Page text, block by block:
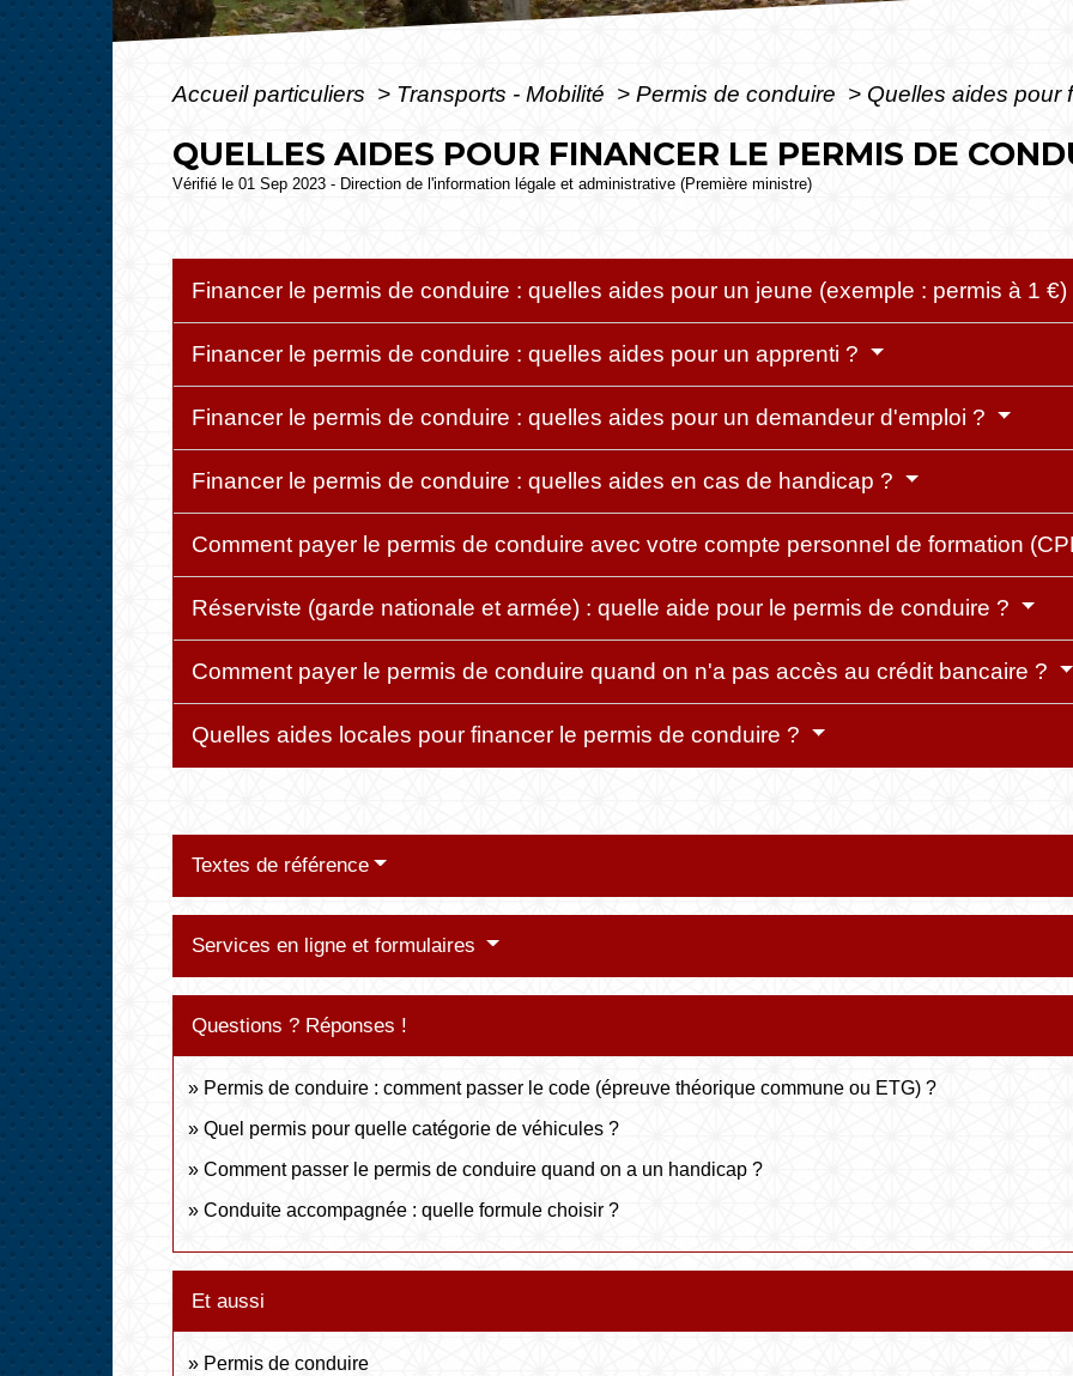
Accueil particuliers > Transports - Mobilité > Permis de conduire > Quelles aides pour
QUELLES AIDES POUR FINANCER LE PERMIS DE
Vérifié le 01 Sep 2023 - Direction de l'information légale et administrative (Première ministre)
Financer le permis de conduire : quelles aides pour un jeune (exemple : permis à 1
Financer le permis de conduire : quelles aides pour un apprenti ?
Financer le permis de conduire : quelles aides pour un demandeur d'emploi ?
Financer le permis de conduire : quelles aides en cas de handicap ?
Comment payer le permis de conduire avec votre compte personnel de formation
Réserviste (garde nationale et armée) : quelle aide pour le permis de conduire ?
Comment payer le permis de conduire quand on n'a pas accès au crédit bancaire ?
Quelles aides locales pour financer le permis de conduire ?
Textes de référence
Services en ligne et formulaires
Questions ? Réponses !
Permis de conduire : comment passer le code (épreuve théorique commune ou ETG) ?
Quel permis pour quelle catégorie de véhicules ?
Comment passer le permis de conduire quand on a un handicap ?
Conduite accompagnée : quelle formule choisir ?
Et aussi
Permis de conduire